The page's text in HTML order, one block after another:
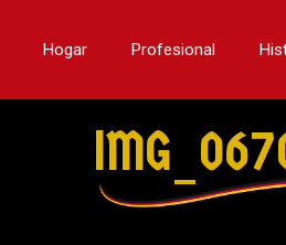
Hogar Profesional